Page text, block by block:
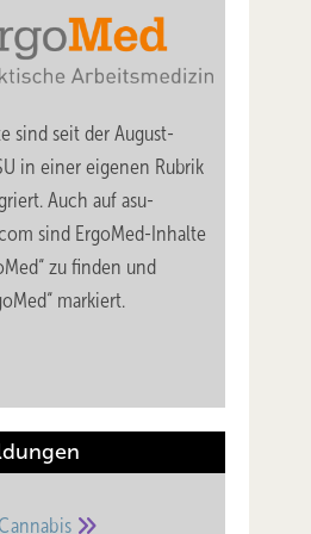
sind seit der August-
in einer eigenen Rubrik
Auch auf asu-
sind ErgoMed-Inhalte
zu finden und
markiert.